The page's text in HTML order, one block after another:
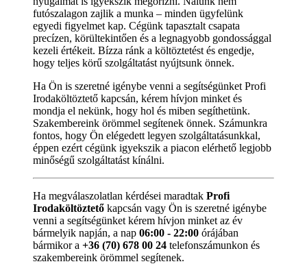
futószalagon zajlik a munka – minden ügyfelünk
egyedi figyelmet kap. Cégünk tapasztalt csapata
precízen, körültekintően és a legnagyobb gondossággal
kezeli értékeit. Bízza ránk a költöztetést és engedje,
hogy teljes körű szolgáltatást nyújtsunk önnek.
Ha Ön is szeretné igénybe venni a segítségünket Profi
Irodaköltöztető kapcsán, kérem hívjon minket és
mondja el nekünk, hogy hol és miben segíthetünk.
Szakembereink örömmel segítenek önnek. Számunkra
fontos, hogy Ön elégedett legyen szolgáltatásunkkal,
éppen ezért cégünk igyekszik a piacon elérhető legjobb
minőségű szolgáltatást kínálni.
Ha megválaszolatlan kérdései maradtak Profi
Irodaköltöztető kapcsán vagy Ön is szeretné igénybe
venni a segítségünket kérem hívjon minket az év
bármelyik napján, a nap 06:00 - 22:00 órájában
bármikor a +36 (70) 678 00 24 telefonszámunkon és
szakembereink örömmel segítenek.